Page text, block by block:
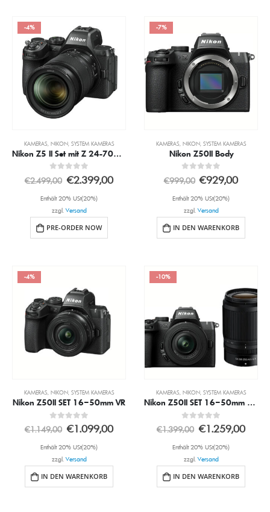
-4%
KAMERAS NIKON, SYSTEM KAMERAS
Nikon Z5 II Set mit Z 24-70mm 4.0 S
0 out of 5
€2.499,00 €2.399,00
Enthält 20% USt(20%)
zzgl.Versand
PRE-ORDER NOW
-7%
KAMERAS NIKON, SYSTEM KAMERAS
Nikon Z50II Body
0 out of 5
€999,00 €929,00
Enthält 20% USt(20%)
zzgl.Versand
IN DEN WARENKORB
-4%
KAMERAS, NIKON, SYSTEM KAMERAS
Nikon Z50II SET 16–50mm VR
0out of 5
€1.149,00 €1.099,00
Enthält 20% USt(20%)
zzgl.Versand
IN DEN WARENKORB
-10%
KAMERAS, NIKON, SYSTEM KAMERAS
Nikon Z50II SET 16–50mm VR + 50-250mm VR
0out of 5
€1.399,00 €1.259,00
Enthält 20% USt(20%)
zzgl.Versand
IN DEN WARENKORB